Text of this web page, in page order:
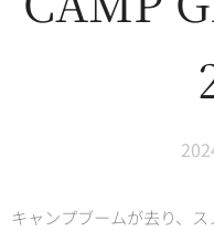
キャンプブームが去り、